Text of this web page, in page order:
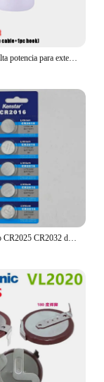
Luz LED de alta potencia para exteriores, lámpara de emergencia de carga de 1/2/5/8 piezas, linternas portátiles para barbacoa, Camping, Bombilla de búsqueda
Batería de litio CR2025 CR2032 de alta capacidad, pila de botón de moneda de 3V, de larga duración, para juguete con luz LED, envío directo